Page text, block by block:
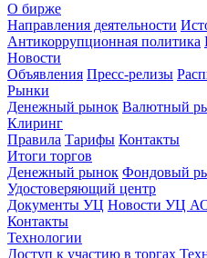
О бирже
Направления деятельности
Антикоррупционная политика
Новости
Объявления Пресс-релизы
Рынки
Денежный рынок Валютный
Клиринг
Правила Тарифы Контакты
Итоги торгов
Денежный рынок Фондовый
Удостоверяющий центр
Документы УЦ Новости УЦ
Контакты
Технологии
Доступ к участию в торгах